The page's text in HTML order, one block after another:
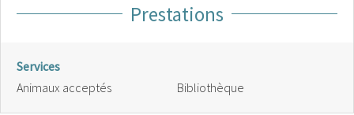
Prestations
Services
Animaux acceptés
Bibliothèque